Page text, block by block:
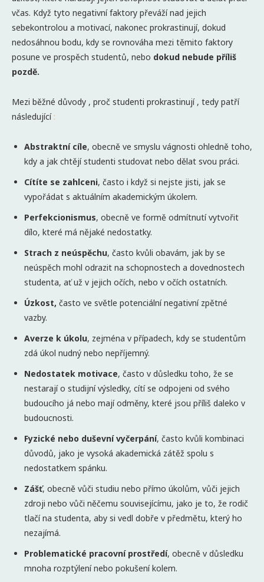
včas. Když tyto negativní faktory převáží nad jejich
sebekontrolou a motivací, nakonec prokrastinují, dokud
nedosáhnou bodu, kdy se rovnováha mezi těmito faktory
posune ve prospěch studentů, nebo dokud nebude příliš
pozdě.
Mezi běžné důvody , proč studenti prokrastinují , tedy patří
následující :
Abstraktní cíle, obecně ve smyslu vágnosti ohledně toho,
kdy a jak chtějí studenti studovat nebo dělat svou práci.
Cítíte se zahlceni, často i když si nejste jisti, jak se
vypořádat s aktuálním akademickým úkolem.
Perfekcionismus, obecně ve formě odmítnutí vytvořit
dílo, které má nějaké nedostatky.
Strach z neúspěchu, často kvůli obavám, jak by se
neúspěch mohl odrazit na schopnostech a dovednostech
studenta, ať už v jejich očích, nebo v očích ostatních.
Úzkost, často ve světle potenciální negativní zpětné
vazby.
Averze k úkolu, zejména v případech, kdy se studentům
zdá úkol nudný nebo nepříjemný.
Nedostatek motivace, často v důsledku toho, že se
nestarají o studijní výsledky, cítí se odpojeni od svého
budoucího já nebo mají odměny, které jsou příliš daleko v
budoucnosti.
Fyzické nebo duševní vyčerpání, často kvůli kombinaci
důvodů, jako je vysoká akademická zátěž spolu s
nedostatkem spánku.
Zášť, obecně vůči studiu nebo přímo úkolům, vůči jejich
zdroji nebo vůči něčemu souvisejícímu, jako je to, že rodič
tlačí na studenta, aby si vedl dobře v předmětu, který ho
nezajímá.
Problematické pracovní prostředí, obecně v důsledku
mnoha rozptýlení nebo pokušení kolem.